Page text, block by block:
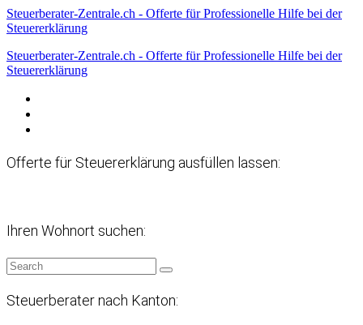
Steuerberater-Zentrale.ch - Offerte für Professionelle Hilfe bei der
Steuererklärung
Steuerberater-Zentrale.ch - Offerte für Professionelle Hilfe bei der
Steuererklärung
Offerte für Steuererklärung ausfüllen lassen:
Ihren Wohnort suchen:
Steuerberater nach Kanton: